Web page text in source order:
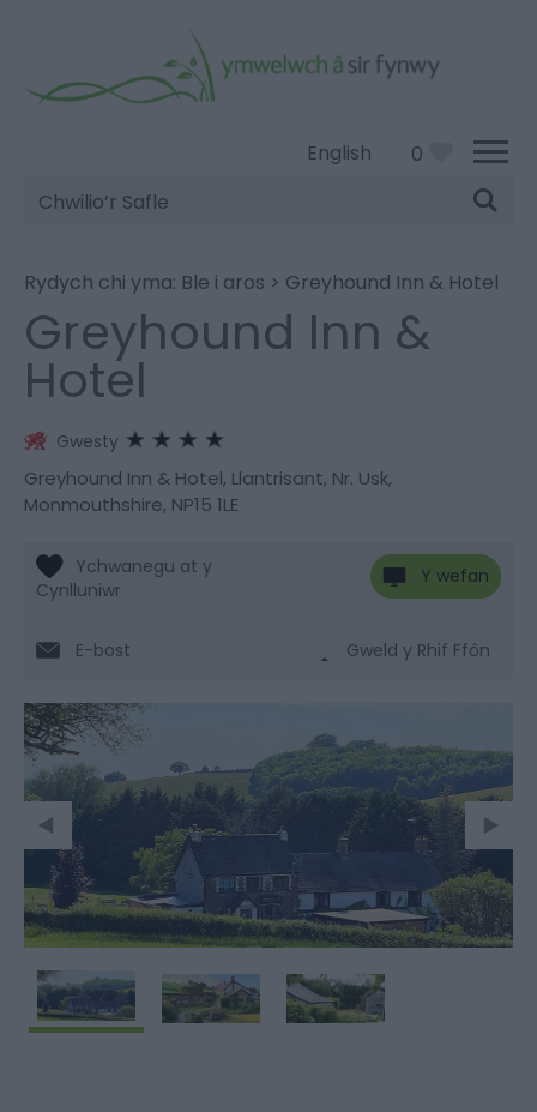
English 0
Chwilio’r
Safle
Rydych chi yma: Ble i aros > Greyhound Inn & Hotel
Greyhound Inn &
Hotel
Gwesty
Greyhound Inn & Hotel, Llantrisant, Nr. Usk,
Monmouthshire, NP15 1LE
Y wefan
E-bost Gweld y Rhif Ffôn